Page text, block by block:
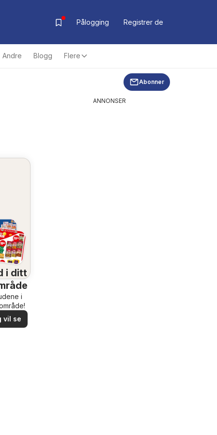
Pålogging Registrer de
Andre Blogg Flere
Abonner
i ditt
i
vil se
ANNONSER